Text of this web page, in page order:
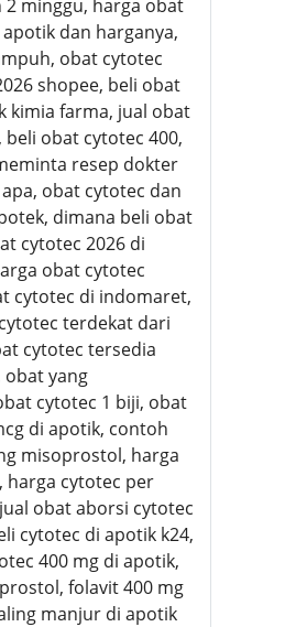
minggu, harga obat
dan harganya,
obat cytotec
shopee, beli obat
kimia farma, jual obat
obat cytotec 400,
resep dokter
obat cytotec dan
dimana beli obat
cytotec 2026 di
obat cytotec
cytotec di indomaret,
terdekat dari
cytotec tersedia
yang
cytotec 1 biji, obat
di apotik, contoh
misoprostol, harga
cytotec per
obat aborsi cytotec
cytotec di apotik k24,
400 mg di apotik,
folavit 400 mg
manjur di apotik